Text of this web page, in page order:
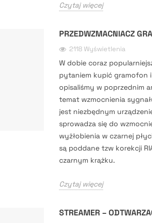
Czytaj więcej
PRZEDWZMACNIACZ
2118 Wyświetlenia
W dobie coraz
pytaniem kupić gramofon
opisaliśmy w poprzednim
temat wzmocnienia
jest niezbędnym
sprowadza się do
wyżłobienia w czarnej
są poddane tzw korekcji
czarnym krążku.
Czytaj więcej
STREAMER –